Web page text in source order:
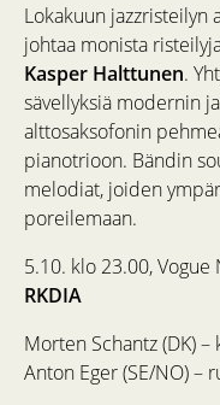
Lokakuun jazzristeilyn
johtaa monista
Kasper Halttunen.
sävellyksiä modernin
alttosaksofonin
pianotrioon. Bändin
melodiat, joiden
poreilemaan.
5.10. klo 23.00, Vogue
RKDIA
Morten Schantz (DK)
Anton Eger (SE/NO) –